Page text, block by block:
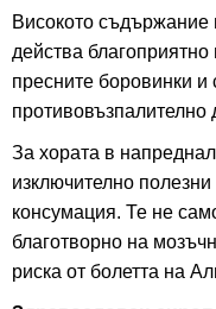
Високото съдържание
действа
пресните боровинки и
противовъзпалително
За хората в
изключително
консумация. Те не
благотворно на
риска от болетта на